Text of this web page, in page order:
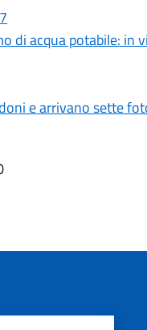
di acqua potabile: in
e arrivano sette